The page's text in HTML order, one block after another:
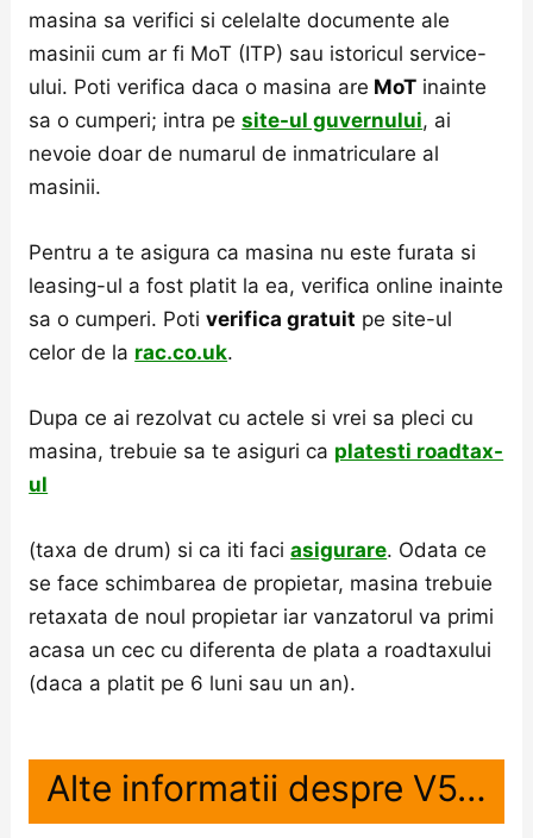
masina sa verifici si celelalte documente ale
masinii cum ar fi MoT (ITP) sau istoricul service-
ului. Poti verifica daca o masina are MoT inainte
sa o cumperi; intra pesite-ul guvernului, ai
nevoie doar de numarul de inmatriculare al
masinii.
Pentru a te asigura ca masina nu este furata si
leasing-ul a fost platit la ea, verifica online inainte
sa o cumperi. Potiverifica gratuit pe site-ul
celor de la rac.co.uk.
Dupa ce ai rezolvat cu actele si vrei sa pleci cu
masina, trebuie sa te asiguri ca platesti roadtax-
ul
(taxa de drum) si ca iti faciasigurare. Odata ce
se face schimbarea de propietar, masina trebuie
retaxata de noul propietar iar vanzatorul va primi
acasa un cec cu diferenta de plata a roadtaxului
(daca a platit pe 6 luni sau un an).
Alte informatii despre V5…